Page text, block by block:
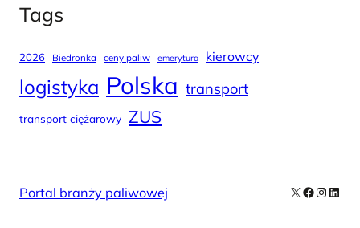
Tags
2026 Biedronka ceny paliw emerytura kierowcy
logistyka Polska transport
transport ciężarowy ZUS
Portal branży paliwowej X Facebook